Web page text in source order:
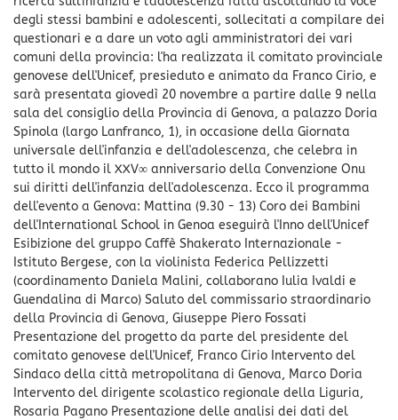
degli stessi bambini e adolescenti, sollecitati a compilare dei
questionari e a dare un voto agli amministratori dei vari
comuni della provincia: l'ha realizzata il comitato provinciale
genovese dell'Unicef, presieduto e animato da Franco Cirio, e
sarà presentata giovedì 20 novembre a partire dalle 9 nella
sala del consiglio della Provincia di Genova, a palazzo Doria
Spinola (largo Lanfranco, 1), in occasione della Giornata
universale dell'infanzia e dell'adolescenza, che celebra in
tutto il mondo il XXV∞ anniversario della Convenzione Onu
sui diritti dell'infanzia dell'adolescenza. Ecco il programma
dell'evento a Genova: Mattina (9.30 - 13) Coro dei Bambini
dell'International School in Genoa eseguirà l'Inno dell'Unicef
Esibizione del gruppo Caffè Shakerato Internazionale -
Istituto Bergese, con la violinista Federica Pellizzetti
(coordinamento Daniela Malini, collaborano Iulia Ivaldi e
Guendalina di Marco) Saluto del commissario straordinario
della Provincia di Genova, Giuseppe Piero Fossati
Presentazione del progetto da parte del presidente del
comitato genovese dell'Unicef, Franco Cirio Intervento del
Sindaco della città metropolitana di Genova, Marco Doria
Intervento del dirigente scolastico regionale della Liguria,
Rosaria Pagano Presentazione delle analisi dei dati del